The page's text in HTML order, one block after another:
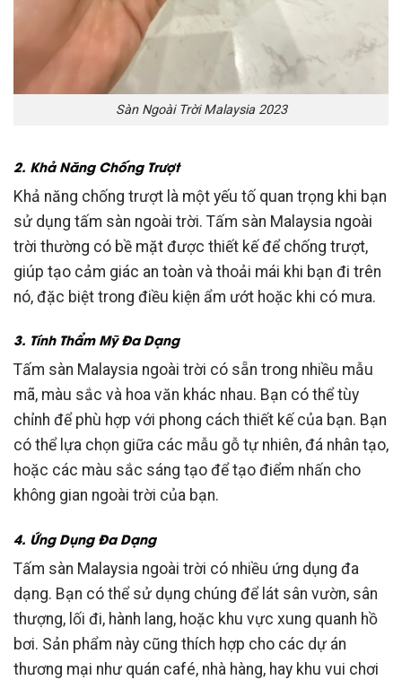
Sàn Ngoài Trời Malaysia 2023
2. Khả Năng Chống Trượt
Khả năng chống trượt là một yếu tố quan trọng khi bạn
sử dụng tấm sàn ngoài trời. Tấm sàn Malaysia ngoài
trời thường có bề mặt được thiết kế để chống trượt,
giúp tạo cảm giác an toàn và thoải mái khi bạn đi trên
nó, đặc biệt trong điều kiện ẩm ướt hoặc khi có mưa.
3. Tính Thẩm Mỹ Đa Dạng
Tấm sàn Malaysia ngoài trời có sẵn trong nhiều mẫu
mã, màu sắc và hoa văn khác nhau. Bạn có thể tùy
chỉnh để phù hợp với phong cách thiết kế của bạn. Bạn
có thể lựa chọn giữa các mẫu gỗ tự nhiên, đá nhân tạo,
hoặc các màu sắc sáng tạo để tạo điểm nhấn cho
không gian ngoài trời của bạn.
4. Ứng Dụng Đa Dạng
Tấm sàn Malaysia ngoài trời có nhiều ứng dụng đa
dạng. Bạn có thể sử dụng chúng để lát sân vườn, sân
thượng, lối đi, hành lang, hoặc khu vực xung quanh hồ
bơi. Sản phẩm này cũng thích hợp cho các dự án
thương mại như quán café, nhà hàng, hay khu vui chơi